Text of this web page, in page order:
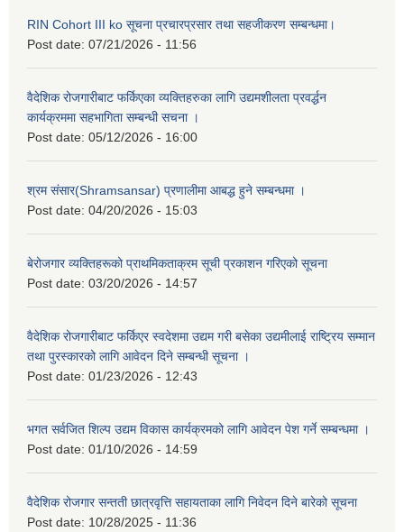
RIN Cohort III ko सूचना प्रचारप्रसार तथा सहजीकरण सम्बन्धमा।
Post date: 07/21/2026 - 11:56
वैदेशिक रोजगारीबाट फर्किएका व्यक्तिहरुका लागि उद्यमशीलता प्रवर्द्धन
कार्यक्रममा सहभागिता सम्बन्धी सचना ।
Post date: 05/12/2026 - 16:00
श्रम संसार(Shramsansar) प्रणालीमा आबद्ध हुने सम्बन्धमा ।
Post date: 04/20/2026 - 15:03
बेरोजगार व्यक्तिहरूको प्राथमिकताक्रम सूची प्रकाशन गरिएको सूचना
Post date: 03/20/2026 - 14:57
वैदेशिक रोजगारीबाट फर्किएर स्वदेशमा उद्यम गरी बसेका उद्यमीलाई राष्ट्रिय सम्मान
तथा पुरस्कारको लागि आवेदन दिने सम्बन्धी सूचना ।
Post date: 01/23/2026 - 12:43
भगत सर्वजित शिल्प उद्यम विकास कार्यक्रमको लागि आवेदन पेश गर्ने सम्बन्धमा ।
Post date: 01/10/2026 - 14:59
वैदेशिक रोजगार सन्तती छात्रवृत्ति सहायताका लागि निवेदन दिने बारेको सूचना
Post date: 10/28/2025 - 11:36